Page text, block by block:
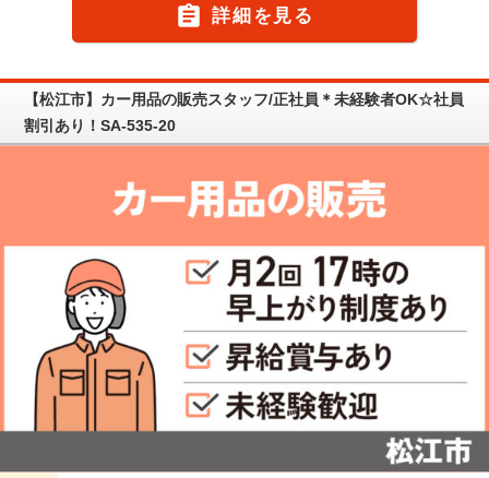
 詳細を見る
【松江市】カー用品の販売スタッフ/正社員＊未経験者OK☆社員
割引あり！SA-535-20